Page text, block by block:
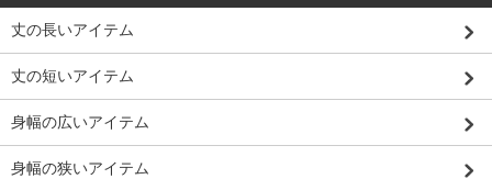
丈の長いアイテム
丈の短いアイテム
身幅の広いアイテム
身幅の狭いアイテム